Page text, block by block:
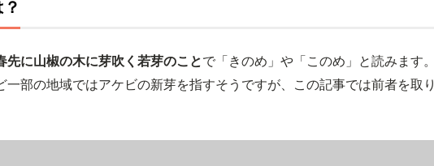
先に山椒の木に芽吹く若芽のことで「きのめ」や「このめ」と読みます。
一部の地域ではアケビの新芽を指すそうですが、この記事では前者を取り